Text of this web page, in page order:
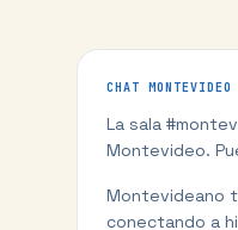
CHAT MONTEVIDEO
La sala #
Montevideo.
Montevideano
conectando a